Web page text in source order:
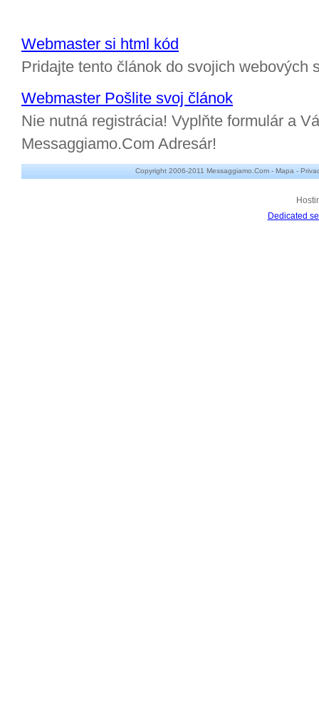
Webmaster si html kód
Pridajte tento článok do svojich webových
Webmaster Pošlite svoj článok
Nie nutná registrácia! Vyplňte formulár a
Messaggiamo.Com Adresár!
Copyright 2006-2011 Messaggiamo.Com - Mapa -
Dedicated